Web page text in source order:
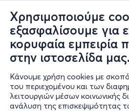
Χρησιμοποιούμε
εξασφαλίσουμε για
κορυφαία εμπειρία
στην ιστοσελίδα μας.
Κάνουμε χρήση cookies με
του περιεχομένου και των
λειτουργιών μέσων κοινωνικής
ανάλυση της επισκεψιμότητας
Πληροφορίες
Υποστήριξη
Stay Connected